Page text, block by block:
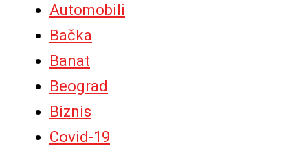
Automobili
Bačka
Banat
Beograd
Biznis
Covid-19